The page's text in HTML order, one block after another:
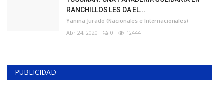
RANCHILLOS LES DA EL...
Yanina Jurado (Nacionales e Internacionales)
Abr 24, 2020
0 12444
PUBLICIDAD